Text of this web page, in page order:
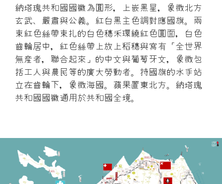
納塔瑰共和國國徽為圓形，上嵌黑星，象徴北方
玄武、嚴肅與公義。紅白黑主色調對應國旗。兩
束紅色絲帶束扎的白色穗禾環繞紅色圓面，白色
齒輪居中，紅色絲帶上放上稻穗與寫有「全世界
無産者，聯合起來」的中文與葡萄牙文，象徴包
括工人與農民等的廣大勞動者。持國旗的水手站
立在齒輪下，象徴海國。蘋果置東北方。納塔瑰
共和國國徽通用於共和國全境。